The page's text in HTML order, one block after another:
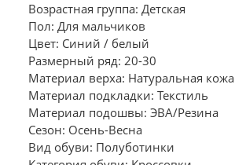
Возрастная группа: Детская
Пол: Для мальчиков
Цвет: Синий / белый
Размерный ряд: 20-30
Материал верха: Натуральная кожа
Материал подкладки: Текстиль
Материал подошвы: ЭВА/Резина
Сезон: Осень-Весна
Вид обуви: Полуботинки